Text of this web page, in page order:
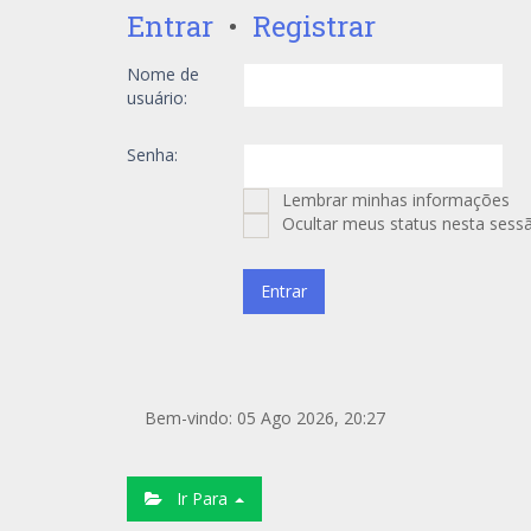
Entrar • Registrar
Nome de
usuário:
Senha:
Lembrar minhas informações
Ocultar meus status nesta
Bem-vindo: 05 Ago 2026, 20:27
Ir Para